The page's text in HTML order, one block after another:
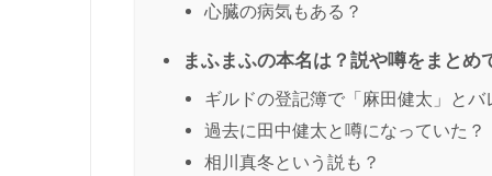
心臓の病気もある？
まふまふの本名は？説や噂をまとめ
ギルドの登記簿で「麻田健太」とバ
過去に田中健太と噂になっていた？
相川真冬という説も？